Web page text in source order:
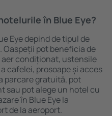
în Blue Eye?
Eye depind de tipul de
Oaspeții pot beneficia de
condiționat, ustensile
cafelei, prosoape și acces
parcare gratuită, pot
sau pot alege un hotel cu
în Blue Eye la
de la aeroport.